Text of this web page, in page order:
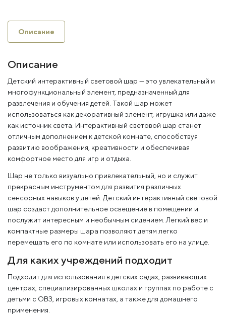
Описание
Описание
Детский интерактивный световой шар — это увлекательный и
многофункциональный элемент, предназначенный для
развлечения и обучения детей. Такой шар может
использоваться как декоративный элемент, игрушка или даже
как источник света. Интерактивный световой шар станет
отличным дополнением к детской комнате, способствуя
развитию воображения, креативности и обеспечивая
комфортное место для игр и отдыха.
Шар не только визуально привлекательный, но и служит
прекрасным инструментом для развития различных
сенсорных навыков у детей. Детский интерактивный световой
шар создаст дополнительное освещение в помещении и
послужит интересным и необычным сидением. Легкий вес и
компактные размеры шара позволяют детям легко
перемещать его по комнате или использовать его на улице.
Для каких учреждений подходит
Подходит для использования в детских садах, развивающих
центрах, специализированных школах и группах по работе с
детьми с ОВЗ, игровых комнатах, а также для домашнего
применения.